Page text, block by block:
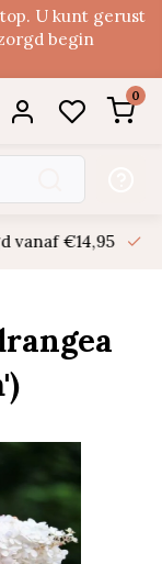
U kunt gerust
begin
0
vanaf €14,95